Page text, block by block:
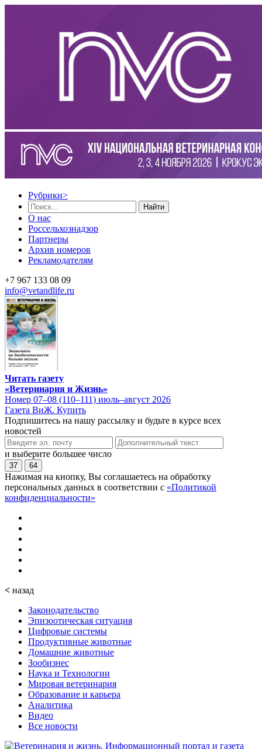
Рубрики>
Найти
О нас
Россельхознадзор
Партнеры
Архив номеров
Рекламодателям
+7 967 133 08 09
info@vetandlife.ru
Читать газету
«Ветеринария и Жизнь»
Номер 07–08 (110–111) июль–август 2026
Газета ВиЖ. Купить
Подпишитесь на нашу рассылку и будьте в курсе всех
новостей
и выберите большее число
37 64
Нажимая на кнопку, Вы соглашаетесь на обработку
персональных данных в соответствии с «Политикой
конфиденциальности»
< назад
Законодательство
Эпизоотическая ситуация
Цифровые системы
Продуктивные животные
Домашние животные
Зообизнес
Наука и Технологии
Мировая ветеринария
Образование и карьера
Аналитика
Видео
Все новости